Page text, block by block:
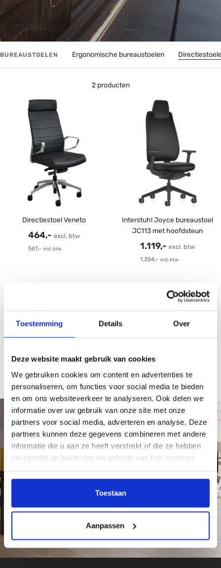
Toestemming Details Over
Deze website maakt gebruik van cookies
We gebruiken cookies om content en advertenties te
personaliseren, om functies voor social media te bieden
en om ons websiteverkeer te analyseren. Ook delen we
informatie over uw gebruik van onze site met onze
partners voor social media, adverteren en analyse. Deze
partners kunnen deze gegevens combineren met andere
informatie die u aan ze heeft verstrekt of die ze hebben
verzameld op basis van uw gebruik van hun services.
Toestaan
Aanpassen
BUREAUSTOELEN Ergonomische bureaustoelen
2 producten
Directiestoel Veneto
Verkoopprijs
464,- excl. btw
561,- incl. btw
Interstuhl Joyce bureaustoel
JC113 met hoofdsteun
Verkoopprijs
1.119,- excl. btw
1.354,- incl. btw
Snelle levering door Benelux, duidelijke communicatie.
Ga
naar
dia
1
naar naar
3
naar
Direct op de hoogte van aanbiedingen, blogs en nieuwe
producten.
Uw